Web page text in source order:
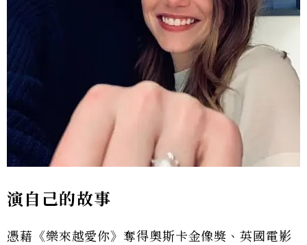
演自己的故事
憑藉《樂來越愛你》奪得奧斯卡金像獎、英國電影